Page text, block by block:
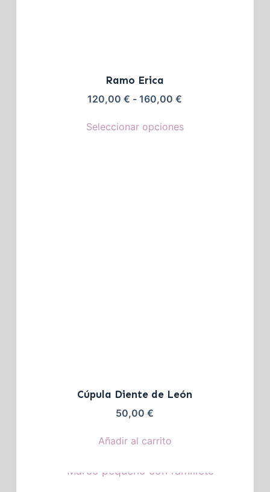
Ramo Erica
120,00€ - 160,00€
Seleccionar opciones
Cúpula Diente de León
50,00€
Añadir al carrito